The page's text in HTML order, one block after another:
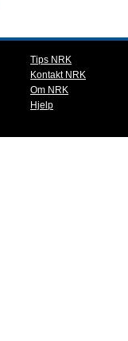
Tips NRK
Kontakt NRK
Om NRK
Hjelp